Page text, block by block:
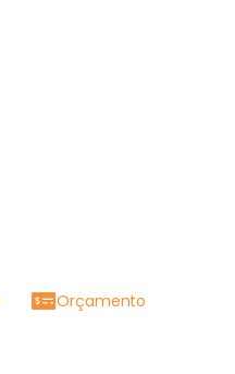
Orçamento